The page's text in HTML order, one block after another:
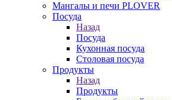
Мангалы и печи PLOVER
Посуда
Назад
Посуда
Кухонная посуда
Столовая посуда
Продукты
Назад
Продукты